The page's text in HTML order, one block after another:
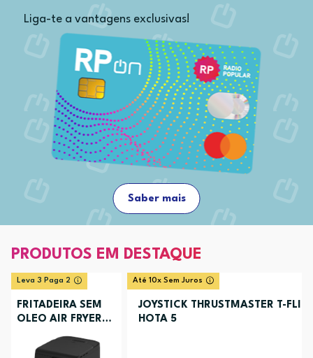
Liga-te a vantagens exclusivas!
Saber mais
PRODUTOS EM DESTAQUE
Leva 3 Paga 2
FRITADEIRA SEM
OLEO AIR FRYER
TOWERCHEF
Até 10x Sem Juros
JOYSTICK THRUSTMASTER T-
HOTA 5